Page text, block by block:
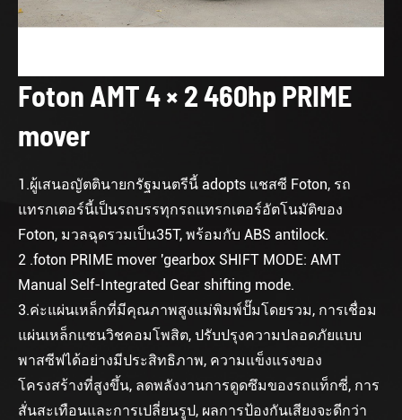
Foton AMT 4 × 2 460hp PRIME
mover
1.ผู้เสนอญัตตินายกรัฐมนตรีนี้ adopts แชสซี Foton, รถ
แทรกเตอร์นี้เป็นรถบรรทุกรถแทรกเตอร์อัตโนมัติของ
Foton, มวลฉุดรวมเป็น35T, พร้อมกับ ABS antilock.
2 .foton PRIME mover 'gearbox SHIFT MODE: AMT
Manual Self-Integrated Gear shifting mode.
3.ค่ะแผ่นเหล็กที่มีคุณภาพสูงแม่พิมพ์ปั๊มโดยรวม, การเชื่อม
แผ่นเหล็กแซนวิชคอมโพสิต, ปรับปรุงความปลอดภัยแบบ
พาสซีฟได้อย่างมีประสิทธิภาพ, ความแข็งแรงของ
โครงสร้างที่สูงขึ้น, ลดพลังงานการดูดซึมของรถแท็กซี่, การ
สั่นสะเทือนและการเปลี่ยนรูป, ผลการป้องกันเสียงจะดีกว่า